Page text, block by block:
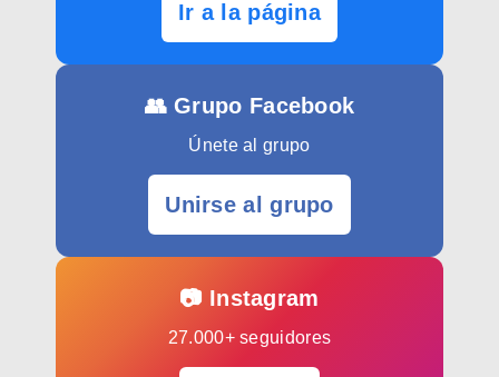
Ir a la página
👥 Grupo Facebook
Únete al grupo
Unirse al grupo
📷 Instagram
27.000+ seguidores